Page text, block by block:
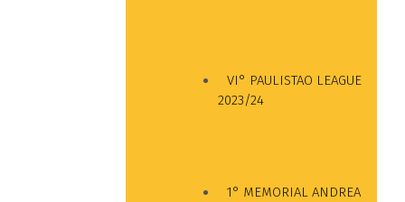
VI° PAULISTAO LEAGUE
2023/24
1° MEMORIAL ANDREA